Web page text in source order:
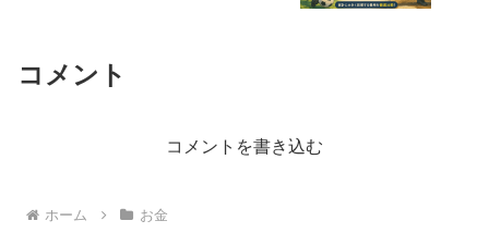
コメント
コメントを書き込む
ホーム お金